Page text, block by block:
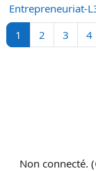
Entrepreneuriat-
1 Page 1
2 Page 2
3 Page 3
4
Non connecté. (